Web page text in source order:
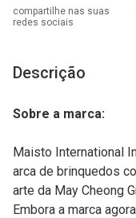
compartilhe nas suas
redes sociais
Descrição
Sobre a marca:
Maisto International
arca de brinquedos
arte da May Cheong
Embora a marca